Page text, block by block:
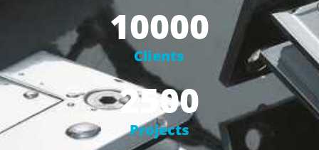
10000
Clients
2500
Projects